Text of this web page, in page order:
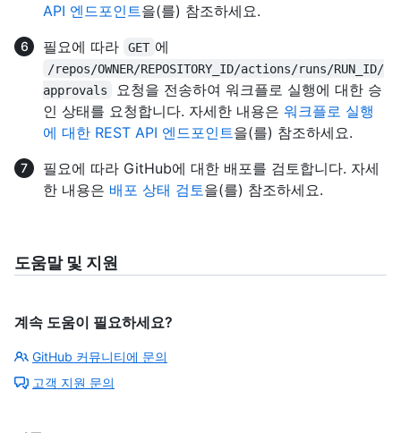
API 엔드포인트을(를) 참조하세요.
필요에 따라
GET 에
/repos/OWNER/REPOSITORY_ID/actions/runs/RUN_ID/
approvals
요청을 전송하여 워크플로 실행에 대한 승
인 상태를 요청합니다. 자세한 내용은 워크플로 실행
에 대한 REST API 엔드포인트을(를) 참조하세요.
필요에 따라 GitHub에 대한 배포를 검토합니다. 자세
한 내용은 배포 상태 검토을(를) 참조하세요.
도움말 및 지원
계속 도움이 필요하세요?
GitHub 커뮤니티에 문의
고객 지원 문의